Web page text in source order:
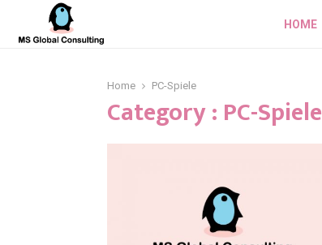
HOME
Home PC-Spiele
Category : PC-Spiele